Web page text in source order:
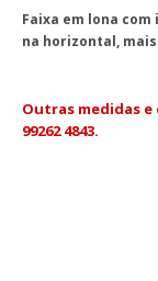
Faixa em lona
na horizontal,
Outras medidas
99262 4843.